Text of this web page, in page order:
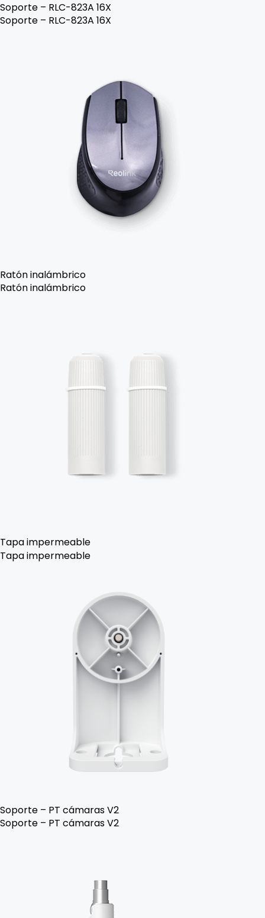
Soporte – RLC-823A 16X
Soporte – RLC-823A 16X
Ratón inalámbrico
Ratón inalámbrico
Tapa impermeable
Tapa impermeable
Soporte – PT cámaras V2
Soporte – PT cámaras V2